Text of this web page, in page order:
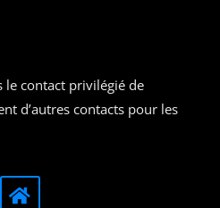
le contact privilégié de
d’autres contacts pour les